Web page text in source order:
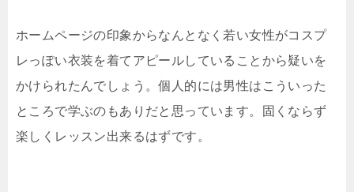
ホームページの印象からなんとなく若い女性がコスプ
レっぽい衣装を着てアピールしていることから疑いを
かけられたんでしょう。個人的には男性はこういった
ところで学ぶのもありだと思っています。固くならず
楽しくレッスン出来るはずです。